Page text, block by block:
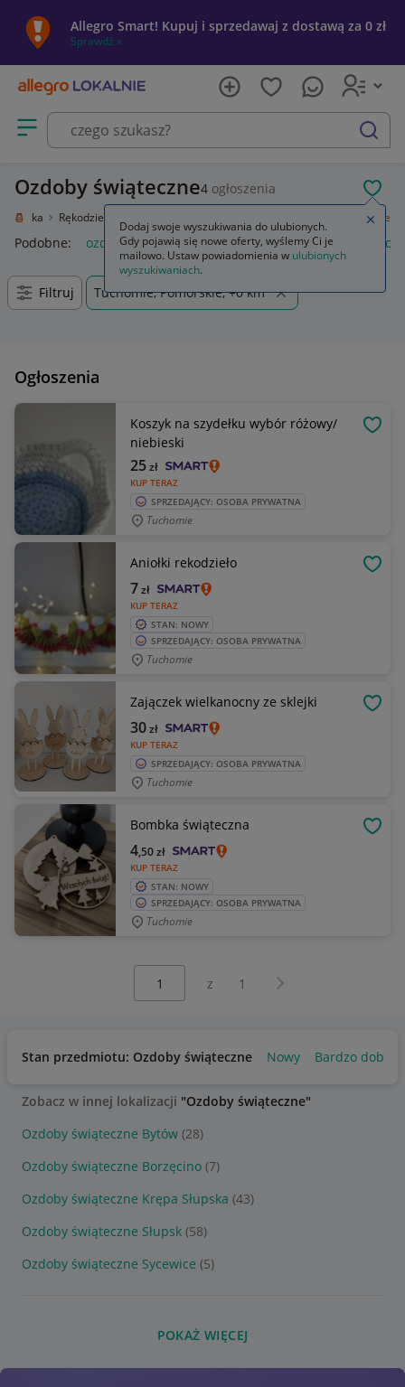
Allegro Smart! Kupuj i sprzedawaj z dostawą za 0 zł
Sprawdź »
Otwórz menu z kategoriami
szukaj
Ozdoby świąteczne4 ogłoszenia
i sztuka Rękodzieło Ozdoby świąteczne
Podobne: ozdoby świąteczne ozdoby świąteczne boże
Filtruj Tuchomie, Pomorskie, +0 km
Ogłoszenia
Koszyk na szydełku wybór różowy/
niebieski
KUP TERAZ
25zł
SPRZEDAJĄCY: OSOBA PRYWATNA
Tuchomie
Aniołki rekodzieło
KUP TERAZ
7zł
STAN: NOWY
SPRZEDAJĄCY: OSOBA PRYWATNA
Tuchomie
Zajączek wielkanocny ze sklejki
KUP TERAZ
30zł
SPRZEDAJĄCY: OSOBA PRYWATNA
Tuchomie
Bombka świąteczna
KUP TERAZ
4,50zł
STAN: NOWY
SPRZEDAJĄCY: OSOBA PRYWATNA
Tuchomie
z 1 Następna strona
Stan przedmiotu: Ozdoby świąteczne Nowy Bardzo dobry
Zobacz w innej lokalizacji "Ozdoby świąteczne"
Ozdoby świąteczne Bytów (28)
Ozdoby świąteczne Borzęcino (7)
Ozdoby świąteczne Krępa Słupska (43)
Ozdoby świąteczne Słupsk (58)
Ozdoby świąteczne Sycewice (5)
POKAŻ WIĘCEJ
Dodaj swoje wyszukiwania do ulubionych.
Gdy pojawią się nowe oferty, wyślemy Ci je
mailowo. Ustaw powiadomienia w ulubionych
wyszukiwaniach.